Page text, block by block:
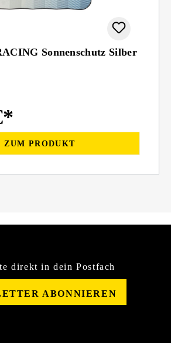
Sonnenschutz Silber
ZUM PRODUKT
direkt in dein Postfach
ABONNIEREN